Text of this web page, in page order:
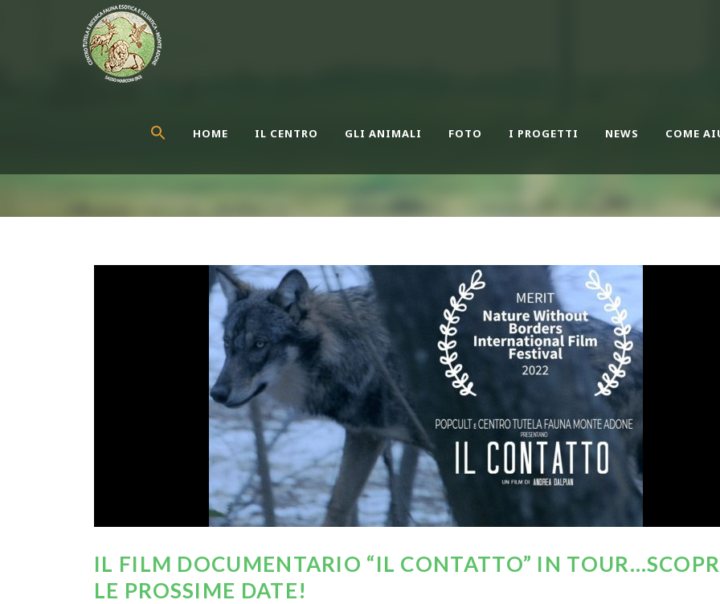
HOME IL CENTRO GLI ANIMALI FOTO I PROGETTI NEWS COME
IL FILM DOCUMENTARIO “IL CONTATTO” IN
LE PROSSIME DATE!